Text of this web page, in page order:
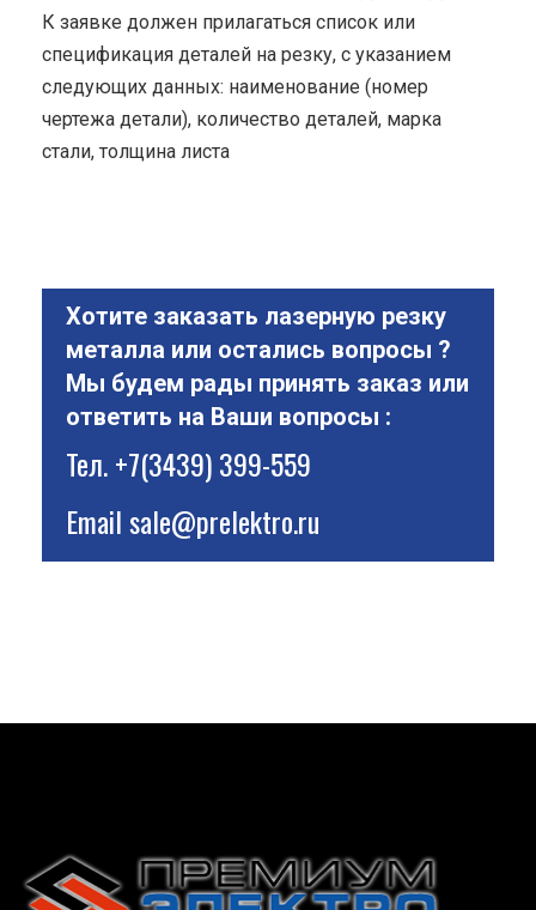
К заявке должен прилагаться список или
спецификация деталей на резку, с указанием
следующих данных: наименование (номер
чертежа детали), количество деталей, марка
стали, толщина листа
Хотите заказать лазерную резку
металла или остались вопросы ?
Мы будем рады принять заказ или
ответить на Ваши вопросы :
Тел.+7(3439) 399-559
Emailsale@prelektro.ru